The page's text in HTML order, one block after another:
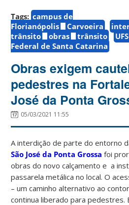
Tags: campus de
Florianópolis
Carvoeira
trânsito
obras trânsito
Federal de Santa Catarina
Obras exigem
pedestres na
José da Ponta
05/03/2021 11:55
A interdição de parte do entorno
São José da Ponta Grossa foi
obras do novo calçamento e a
passarela metálica no local. O
– um caminho alternativo ao
continua liberado para pedestres.